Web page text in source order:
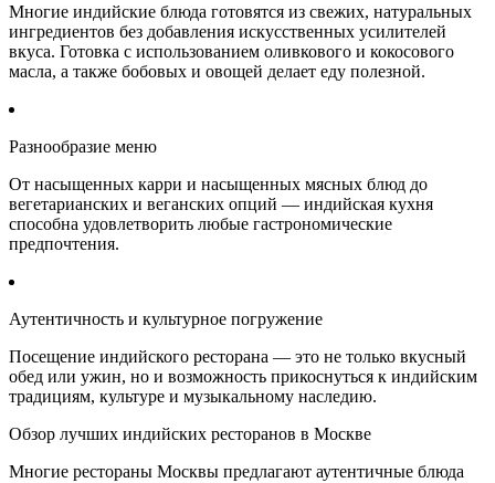
Многие индийские блюда готовятся из свежих, натуральных
ингредиентов без добавления искусственных усилителей
вкуса. Готовка с использованием оливкового и кокосового
масла, а также бобовых и овощей делает еду полезной.
Разнообразие меню
От насыщенных карри и насыщенных мясных блюд до
вегетарианских и веганских опций — индийская кухня
способна удовлетворить любые гастрономические
предпочтения.
Аутентичность и культурное погружение
Посещение индийского ресторана — это не только вкусный
обед или ужин, но и возможность прикоснуться к индийским
традициям, культуре и музыкальному наследию.
Обзор лучших индийских ресторанов в Москве
Многие рестораны Москвы предлагают аутентичные блюда